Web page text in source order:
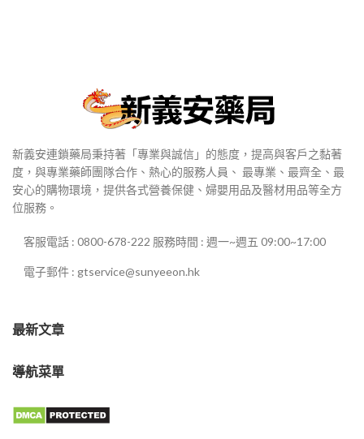
新義安連鎖藥局秉持著「專業與誠信」的態度，提高與客戶之黏著
度，與專業藥師團隊合作、熱心的服務人員、 最專業、最齊全、最
安心的購物環境，提供各式營養保健、婦嬰用品及醫材用品等全方
位服務。
客服電話 : 0800-678-222 服務時間 : 週一~週五 09:00~17:00
電子郵件 : gtservice@sunyeeon.hk
最新文章
導航菜單